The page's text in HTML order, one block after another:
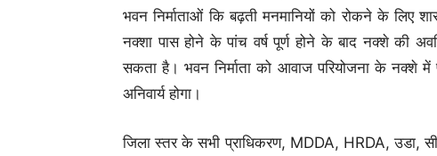
भवन निर्माताओं कि बढ़ती मनमानियों को रोकने के लिए
नक्शा पास होने के पांच वर्ष पूर्ण होने के बाद नक्शे की
सकता है। भवन निर्माता को आवाज परियोजना के नक्शे में
अनिवार्य होगा।
जिला स्तर के सभी प्राधिकरण, MDDA, HRDA, उडा,